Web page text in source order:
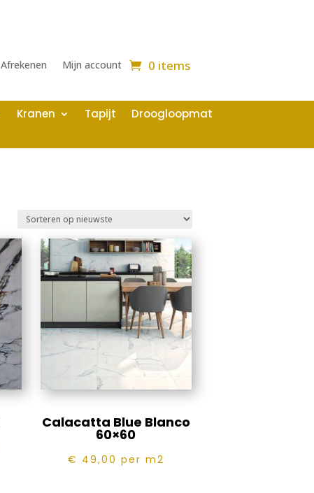
Afrekenen Mijn account 0 items
Kranen Tapijt
Droogloopmat
Calacatta Blue Blanco
60×60
€ 49,00 per m2